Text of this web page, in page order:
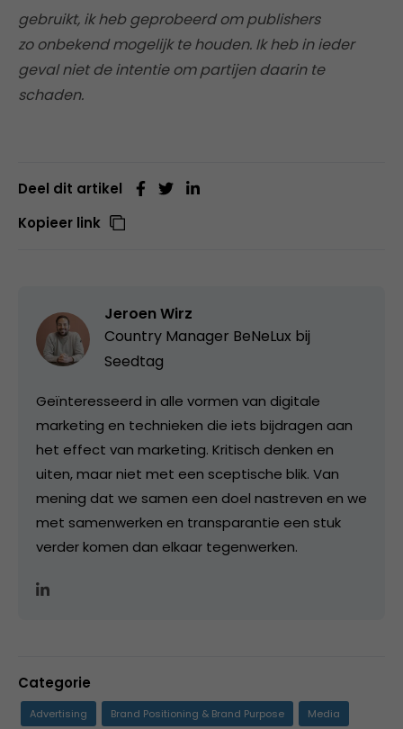
gebruikt, ik heb geprobeerd om publishers
zo onbekend mogelijk te houden. Ik heb in ieder
geval niet de intentie om partijen daarin te
schaden.
Deel dit artikel
Kopieer link
Jeroen Wirz
Country Manager BeNeLux bij
Seedtag
Geïnteresseerd in alle vormen van digitale
marketing en technieken die iets bijdragen aan
het effect van marketing. Kritisch denken en
uiten, maar niet met een sceptische blik. Van
mening dat we samen een doel nastreven en we
met samenwerken en transparantie een stuk
verder komen dan elkaar tegenwerken.
Categorie
Advertising Brand Positioning & Brand Purpose Media